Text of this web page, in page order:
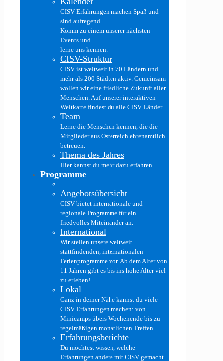
CISV Erfahrungen machen Spaß und
sind aufregend.
Komm zu einem unserer nächsten
Events und
lerne uns kennen.
CISV-Struktur
CISV ist weltweit in 70 Ländern und
mehr als 200 Städten aktiv. Gemeinsam
wollen wir eine friedliche Zukunft aller
Menschen. Auf unserer interaktiven
Weltkarte findest du alle CISV Länder.
Team
Lerne die Menschen kennen, die die
Mitglieder aus Österreich ehrenamtlich
betreuen.
Thema des Jahres
Hier kannst du mehr dazu erfahren ...
Programme
Angebotsübersicht
CISV bietet internationale und
regionale Programme für ein
friedvolles Miteinander an.
International
Wir stellen unsere weltweit
stattfindenden, internationalen
Ferienprogramme vor. Ab dem Alter von
11 Jahren gibt es bis ins hohe Alter viel
zu erleben!
Lokal
Ganz in deiner Nähe kannst du viele
CISV Erfahrungen machen: von
Minicamps übers Wochenende bis zu
regelmäßigen monatlichen Treffen.
Erfahrungsberichte
Du möchtest wissen, welche
Erfahrungen andere mit CISV gemacht